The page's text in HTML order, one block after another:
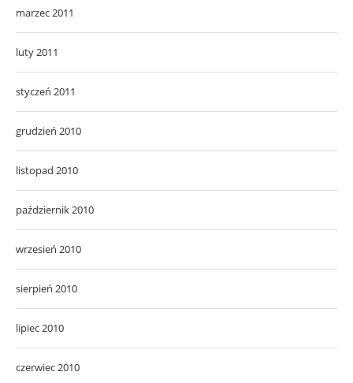
marzec 2011
luty 2011
styczeń 2011
grudzień 2010
listopad 2010
październik 2010
wrzesień 2010
sierpień 2010
lipiec 2010
czerwiec 2010